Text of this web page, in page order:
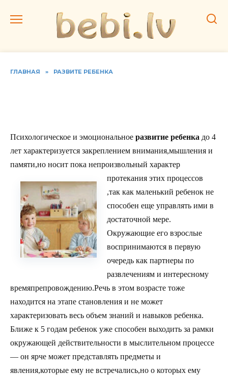
ГЛАВНАЯ » РАЗВИТЕ РЕБЕНКА
Психологическое и эмоциональное развитие ребенка до 4
лет характеризуется закреплением внимания,мышления и
памяти,но носит пока непроизвольный характер
протекания этих процессов
,так как маленький ребенок не
способен еще управлять ими в
достаточной мере.
Окружающие его взрослые
воспринимаются в первую
очередь как партнеры по
развлечениям и интересному
времяпрепровождению.Речь в этом возрасте тоже
находится на этапе становления и не может
характеризовать весь объем знаний и навыков ребенка.
Ближе к 5 годам ребенок уже способен выходить за рамки
окружающей действительности в мыслительном процессе
— он ярче может представлять предметы и
явления,которые ему не встречались,но о которых ему